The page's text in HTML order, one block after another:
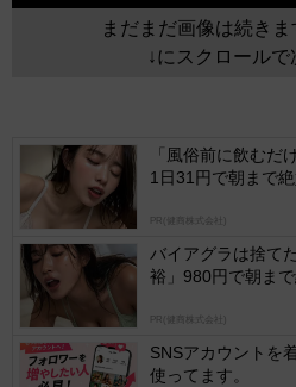
まだまだ画像は続きま
↓にスクロールで
「風俗前に飲むだ
1日31円で朝まで
PR(健商株式会社)
バイアグラは捨て
裕」980円で朝まで
PR(健商株式会社)
SNSアカウントを
使ってます。